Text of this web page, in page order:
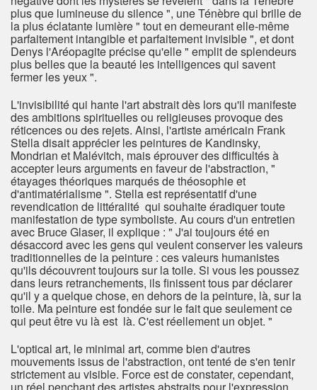
plus que lumineuse du silence ", une Ténèbre qui brille de
la plus éclatante lumière " tout en demeurant elle-même
parfaitement intangible et parfaitement invisible ", et dont
Denys l'Aréopagite précise qu'elle " emplit de splendeurs
plus belles que la beauté les intelligences qui savent
fermer les yeux ".
L'invisibilité qui hante l'art abstrait dès lors qu'il manifeste
des ambitions spirituelles ou religieuses provoque des
réticences ou des rejets. Ainsi, l'artiste américain Frank
Stella disait apprécier les peintures de Kandinsky,
Mondrian et Malévitch, mais éprouver des difficultés à
accepter leurs arguments en faveur de l'abstraction, "
étayages théoriques marqués de théosophie et
d'antimatérialisme ". Stella est représentatif d'une
revendication de littéralité qui souhaite éradiquer toute
manifestation de type symboliste. Au cours d'un entretien
avec Bruce Glaser, il explique : " J'ai toujours été en
désaccord avec les gens qui veulent conserver les valeurs
traditionnelles de la peinture : ces valeurs humanistes
qu'ils découvrent toujours sur la toile. Si vous les poussez
dans leurs retranchements, ils finissent tous par déclarer
qu'il y a quelque chose, en dehors de la peinture, là, sur la
toile. Ma peinture est fondée sur le fait que seulement ce
qui peut être vu là est là. C'est réellement un objet. "
L'optical art, le minimal art, comme bien d'autres
mouvements issus de l'abstraction, ont tenté de s'en tenir
strictement au visible. Force est de constater, cependant,